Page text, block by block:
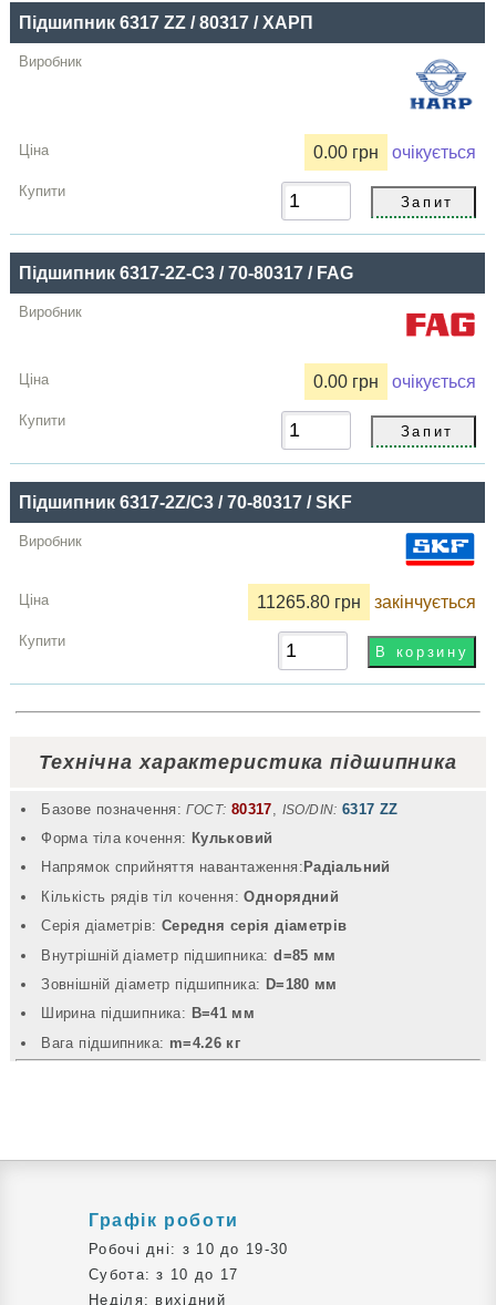
Підшипник 6317 ZZ / 80317 / ХАРП
0.00 грн очікується
Підшипник 6317-2Z-C3 / 70-80317 / FAG
0.00 грн очікується
Підшипник 6317-2Z/C3 / 70-80317 / SKF
11265.80 грн закінчується
Технічна характеристика підшипника
Базове позначення: ГОСТ: 80317 ISO/DIN: 6317 ZZ
Форма тіла кочення: Кульковий
Напрямок сприйняття навантаження: Радіальний
Кількість рядів тіл кочення:Однорядний
Серія діаметрів: Середня серія діаметрів
Внутрішній діаметр підшипника:d=85 мм
Зовнішній діаметр підшипника: D=180 мм
Ширина підшипника: B=41 мм
Вага підшипника: m=4.26 кг
Графік роботи
Робочі дні: з 10 до 19-30
Субота: з 10 до 17
Неділя: вихідний